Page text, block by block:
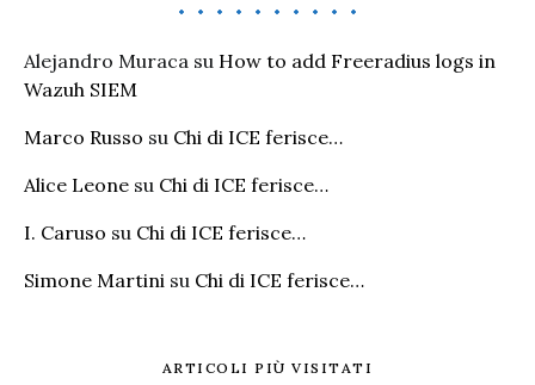
Alejandro Muraca su How to add Freeradius logs in
Wazuh SIEM
Marco Russo su Chi di ICE ferisce…
Alice Leone su Chi di ICE ferisce…
I. Caruso su Chi di ICE ferisce…
Simone Martini su Chi di ICE ferisce…
ARTICOLI PIÙ VISITATI